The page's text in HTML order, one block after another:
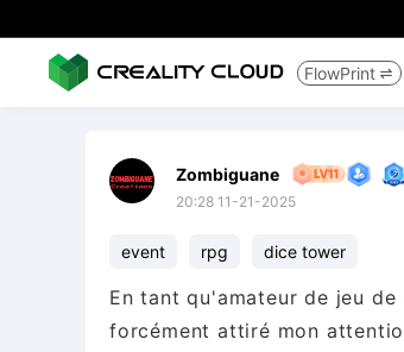
FlowPrint 
Zombiguane
20:28 11-21-2025
event rpg dice tower
En tant qu'amateur de jeu
forcément attiré mon